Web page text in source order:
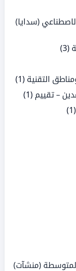
(سدايا)
(3)
التقنية (1)
– تقييم (1)
(1)
(منشآت)